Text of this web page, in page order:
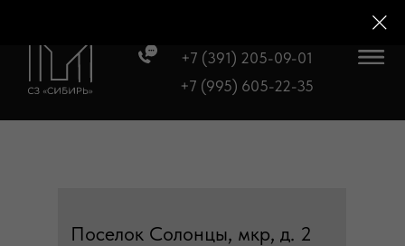
+7 (995) 605-22-35
Поселок Солонцы, мкр, д. 2